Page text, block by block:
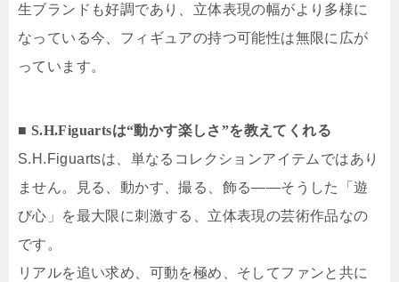
生ブランドも好調であり、立体表現の幅がより多様に
なっている今、フィギュアの持つ可能性は無限に広が
っています。
■ S.H.Figuartsは“動かす楽しさ”を教えてくれる
S.H.Figuartsは、単なるコレクションアイテムではあり
ません。見る、動かす、撮る、飾る――そうした「遊
び心」を最大限に刺激する、立体表現の芸術作品なの
です。
リアルを追い求め、可動を極め、そしてファンと共に